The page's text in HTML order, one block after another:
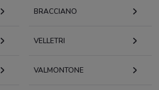
BRACCIANO
VELLETRI
VALMONTONE